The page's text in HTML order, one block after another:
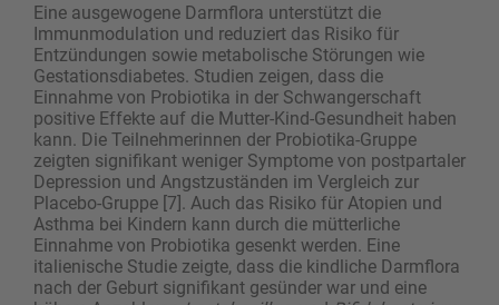
Eine ausgewogene Darmflora unterstützt die
Immunmodulation und reduziert das Risiko für
Entzündungen sowie metabolische Störungen wie
Gestationsdiabetes. Studien zeigen, dass die
Einnahme von Probiotika in der Schwangerschaft
positive Effekte auf die Mutter-Kind-Gesundheit haben
kann. Die Teilnehmerinnen der Probiotika-Gruppe
zeigten signifikant weniger Symptome von postpartaler
Depression und Angstzuständen im Vergleich zur
Placebo-Gruppe [7]. Auch das Risiko für Atopien und
Asthma bei Kindern kann durch die mütterliche
Einnahme von Probiotika gesenkt werden. Eine
italienische Studie zeigte, dass die kindliche Darmflora
nach der Geburt signifikant gesünder war und eine